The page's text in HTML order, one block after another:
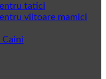
tatici
viitoare mamici
Caini